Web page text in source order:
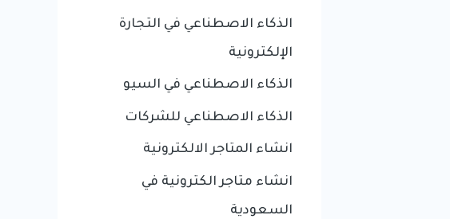
الذكاء الاصطناعي في التجارة
الإلكترونية
الذكاء الاصطناعي في السيو
الذكاء الاصطناعي للشركات
انشاء المتاجر الالكترونية
انشاء متاجر الكترونية في
السعودية